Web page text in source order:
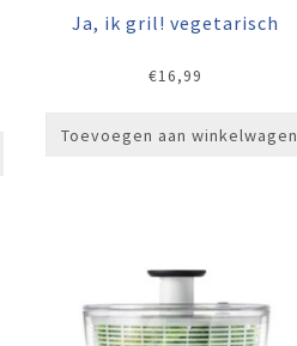
Ja, ik gril! vegetarisch
€16,99
Toevoegen aan winkelwagen